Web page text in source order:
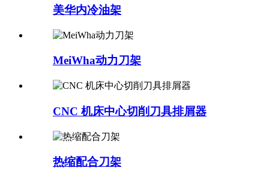
美华内冷油架
MeiWha动力刀架
CNC 机床中心切削刀具排屑器
热缩配合刀架